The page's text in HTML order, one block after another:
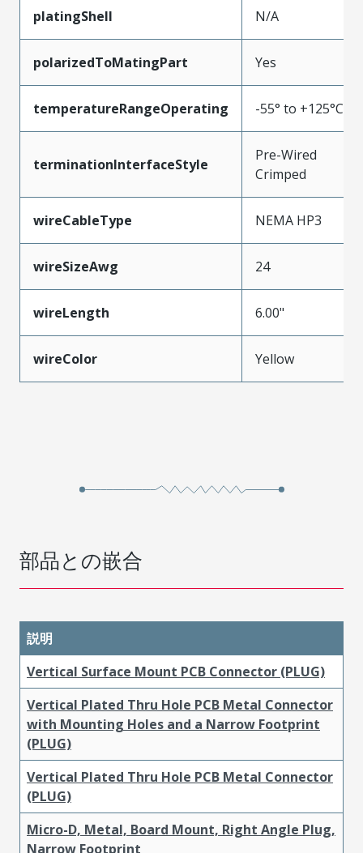
platingShell N/A
polarizedToMatingPart Yes
temperatureRangeOperating -55° to +125°C
terminationInterfaceStyle
Pre-Wired
Crimped
wireCableType NEMA HP3
wireSizeAwg 24
wireLength 6.00"
wireColor Yellow
部品との嵌合
説明
Vertical Surface Mount PCB Connector (PLUG)
Vertical Plated Thru Hole PCB Metal Connector
with Mounting Holes and a Narrow Footprint
(PLUG)
Vertical Plated Thru Hole PCB Metal Connector
(PLUG)
Micro-D, Metal, Board Mount, Right Angle Plug,
Narrow Footprint